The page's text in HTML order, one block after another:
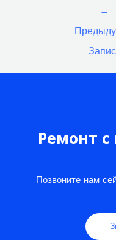
←
Ремонт с
Позвоните нам